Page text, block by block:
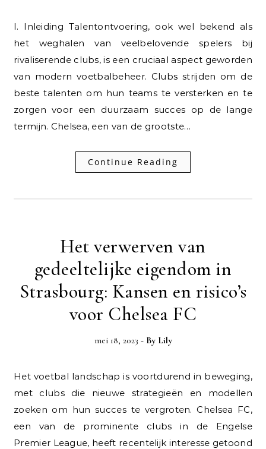
I. Inleiding Talentontvoering, ook wel bekend als
het weghalen van veelbelovende spelers bij
rivaliserende clubs, is een cruciaal aspect geworden
van modern voetbalbeheer. Clubs strijden om de
beste talenten om hun teams te versterken en te
zorgen voor een duurzaam succes op de lange
termijn. Chelsea, een van de grootste…
Continue Reading
Het verwerven van
gedeeltelijke eigendom in
Strasbourg: Kansen en risico’s
voor Chelsea FC
mei 18, 2023 - By Lily
Het voetbal landschap is voortdurend in beweging,
met clubs die nieuwe strategieën en modellen
zoeken om hun succes te vergroten. Chelsea FC,
een van de prominente clubs in de Engelse
Premier League, heeft recentelijk interesse getoond